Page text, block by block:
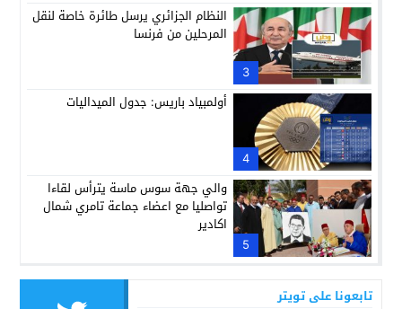
3
النظام الجزائري يرسل طائرة خاصة لنقل
المرحلين من فرنسا
4
أولمبياد باريس: جدول الميداليات
5
والي جهة سوس ماسة يترأس لقاءا
تواصليا مع اعضاء جماعة تامري شمال
اكادير
تابعونا على تويتر